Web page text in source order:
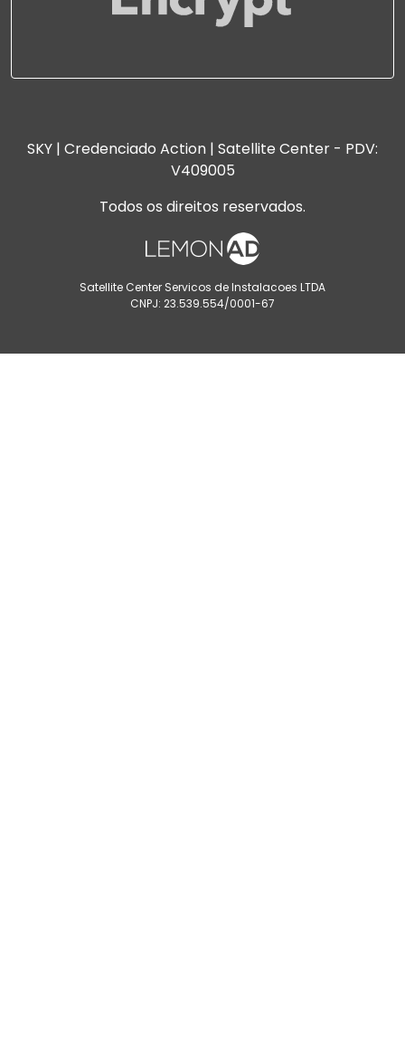
SKY | Credenciado Action | Satellite Center - PDV:
V409005
Todos os direitos reservados.
Satellite Center Servicos de Instalacoes LTDA
CNPJ: 23.539.554/0001-67